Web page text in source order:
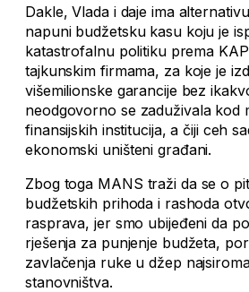
Dakle, Vlada i daje ima
napuni budžetsku kasu koju je
katastrofalnu politiku prema
tajkunskim firmama, za koje je
višemilionske garancije bez
neodgovorno se zaduživala kod
finansijskih institucija, a čiji ceh
ekonomski uništeni građani.
Zbog toga MANS traži da se o
budžetskih prihoda i rashoda
rasprava, jer smo ubijeđeni da
rješenja za punjenje budžeta,
zavlačenja ruke u džep
stanovništva.